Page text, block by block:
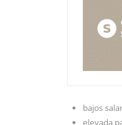
bajos
elevada